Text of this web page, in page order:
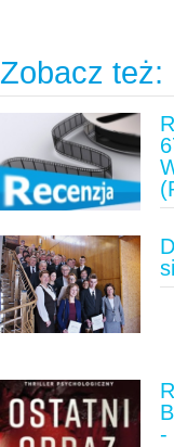
Zobacz też:
-